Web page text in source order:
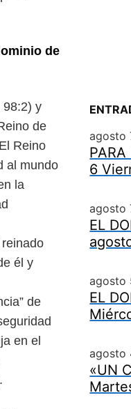
de
98:2) y
de
Reino
al mundo
la
él y
de
en el
agosto
6
agosto
EL
agosto
EL
agosto
«UN